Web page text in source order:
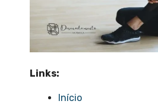
Links:
Início